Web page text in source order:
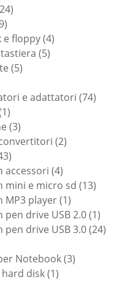
124
99
prodotti
e floppy 44
55
55
e adattatori 7474
11
prodotto
33
prodotti22
43
prodotti
accessori 44
prodotti
mini e micro sd 1313
MP3 player 11
prodotto
pen drive USB 2.0 11
prodotto
pen drive USB 3.0 2424
Notebook 33
disk 11